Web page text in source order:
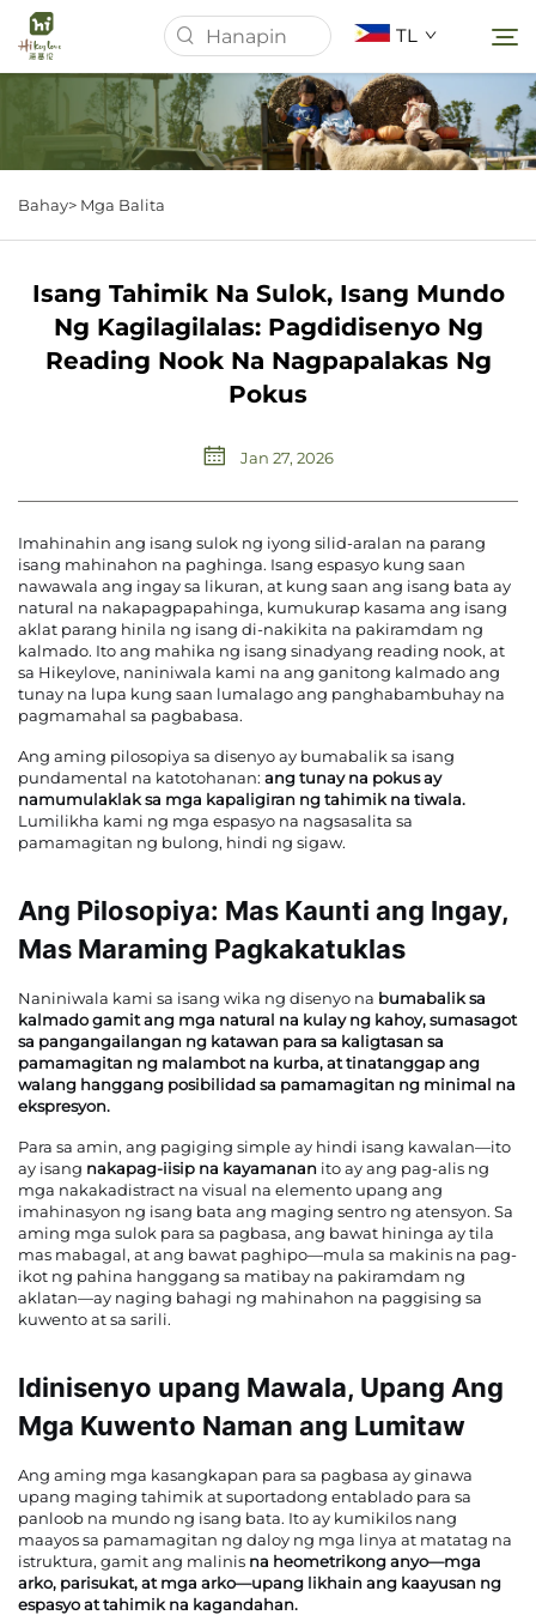
TL
Homepage
Mga Produkto
Mga Balita
Makipag-ugnayan sa Amin
Mga Blog
Bahay> Mga Balita
Isang Tahimik Na Sulok, Isang Mundo
Ng Kagilagilalas: Pagdidisenyo Ng
Reading Nook Na Nagpapalakas Ng
Pokus
Jan 27, 2026
Imahinahin ang isang sulok ng iyong silid-aralan na parang
isang mahinahon na paghinga. Isang espasyo kung saan
nawawala ang ingay sa likuran, at kung saan ang isang bata ay
natural na nakapagpapahinga, kumukurap kasama ang isang
aklat parang hinila ng isang di-nakikita na pakiramdam ng
kalmado. Ito ang mahika ng isang sinadyang reading nook, at
sa Hikeylove, naniniwala kami na ang ganitong kalmado ang
tunay na lupa kung saan lumalago ang panghabambuhay na
pagmamahal sa pagbabasa.
Ang aming pilosopiya sa disenyo ay bumabalik sa isang
pundamental na katotohanan: ang tunay na pokus ay
namumulaklak sa mga kapaligiran ng tahimik na tiwala.
Lumilikha kami ng mga espasyo na nagsasalita sa
pamamagitan ng bulong, hindi ng sigaw.
Ang Pilosopiya: Mas Kaunti ang Ingay,
Mas Maraming Pagkakatuklas
Naniniwala kami sa isang wika ng disenyo na bumabalik sa
kalmado gamit ang mga natural na kulay ng kahoy, sumasagot
sa pangangailangan ng katawan para sa kaligtasan sa
pamamagitan ng malambot na kurba, at tinatanggap ang
walang hanggang posibilidad sa pamamagitan ng minimal na
ekspresyon.
Para sa amin, ang pagiging simple ay hindi isang kawalan—ito
ay isang nakapag-iisip na kayamanan ito ay ang pag-alis ng
mga nakakadistract na visual na elemento upang ang
imahinasyon ng isang bata ang maging sentro ng atensyon. Sa
aming mga sulok para sa pagbasa, ang bawat hininga ay tila
mas mabagal, at ang bawat paghipo—mula sa makinis na pag-
ikot ng pahina hanggang sa matibay na pakiramdam ng
aklatan—ay naging bahagi ng mahinahon na paggising sa
kuwento at sa sarili.
Idinisenyo upang Mawala, Upang Ang
Mga Kuwento Naman ang Lumitaw
Ang aming mga kasangkapan para sa pagbasa ay ginawa
upang maging tahimik at suportadong entablado para sa
panloob na mundo ng isang bata. Ito ay kumikilos nang
maayos sa pamamagitan ng daloy ng mga linya at matatag na
istruktura, gamit ang malinis na heometrikong anyo—mga
arko, parisukat, at mga arko—upang likhain ang kaayusan ng
espasyo at tahimik na kagandahan.